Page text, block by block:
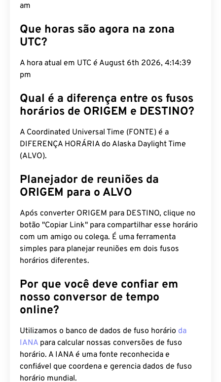
am
Que horas são agora na zona
UTC?
A hora atual em UTC é August 6th 2026, 4:14:40
pm
Qual é a diferença entre os fusos
horários de ORIGEM e DESTINO?
A Coordinated Universal Time (FONTE) é a
DIFERENÇA HORÁRIA do Alaska Daylight Time
(ALVO).
Planejador de reuniões da
ORIGEM para o ALVO
Após converter ORIGEM para DESTINO, clique no
botão "Copiar Link" para compartilhar esse horário
com um amigo ou colega. É uma ferramenta
simples para planejar reuniões em dois fusos
horários diferentes.
Por que você deve confiar em
nosso conversor de tempo
online?
Utilizamos o banco de dados de fuso horário da
IANA para calcular nossas conversões de fuso
horário. A IANA é uma fonte reconhecida e
confiável que coordena e gerencia dados de fuso
horário mundial.